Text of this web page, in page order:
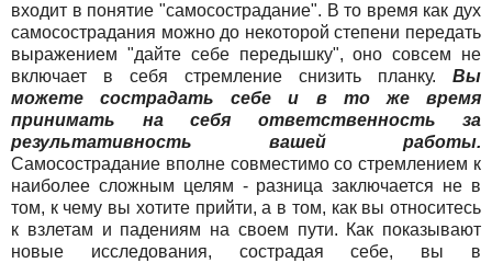
входит в понятие "самосострадание". В то время как дух
самосострадания можно до некоторой степени передать
выражением "дайте себе передышку", оно совсем не
включает в себя стремление снизить планку. Вы
можете сострадать себе и в то же время
принимать на себя ответственность за
результативность вашей работы.
Самосострадание вполне совместимо со стремлением к
наиболее сложным целям - разница заключается не в
том, к чему вы хотите прийти, а в том, как вы относитесь
к взлетам и падениям на своем пути. Как показывают
новые исследования, сострадая себе, вы в